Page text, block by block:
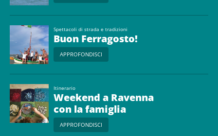
Spettacoli di strada e tradizioni
Buon Ferragosto!
APPROFONDISCI
Itinerario
Weekend a Ravenna
con la famiglia
APPROFONDISCI